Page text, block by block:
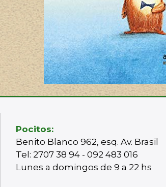
Pocitos:
Benito Blanco 962, esq. Av. Brasil
Tel: 2707 38 94 - 092 483 016
Lunes a domingos de 9 a 22 hs